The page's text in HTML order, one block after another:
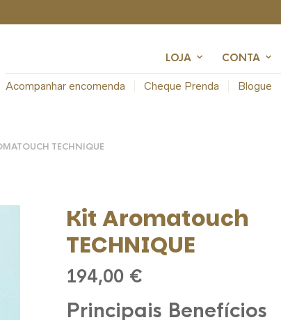
LOJA CONTA
Acompanhar encomenda Cheque Prenda Blogue
TECHNIQUE
Kit Aromatouch
TECHNIQUE
194,00 €
Principais Benefícios